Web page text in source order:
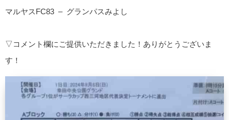
マルヤスFC83 – グランパスみよし
▽コメント欄にご提供いただきました！ありがとうございま
す！